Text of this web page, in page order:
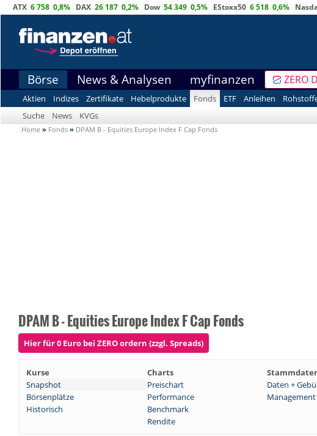
ATX 6 758 0,8% DAX 26 187 0,2% Dow 54 349 0,5% EStoxx50 6 518 0,6%
Börse News & Analysen myfinanzen ZERO
Aktien Indizes Zertifikate Hebelprodukte Fonds ETF Anleihen
Suche
News KVGs
Home » Fonds » DPAM B - Equities Europe Index F Cap Fonds
DPAM B - Equities Europe Index F Cap Fonds
Hier für 0 Euro bei ZERO ordern (zzgl. Spreads)
Kurse Charts
Snapshot
Preischart Daten +
Börsenplätze
Performance Management
Historisch
Benchmark
Rendite